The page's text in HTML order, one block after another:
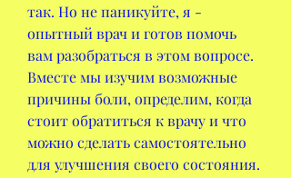
так. Но не паникуйте, я -
опытный врач и готов помочь
вам разобраться в этом вопросе.
Вместе мы изучим возможные
причины боли, определим, когда
стоит обратиться к врачу и что
можно сделать самостоятельно
для улучшения своего состояния.